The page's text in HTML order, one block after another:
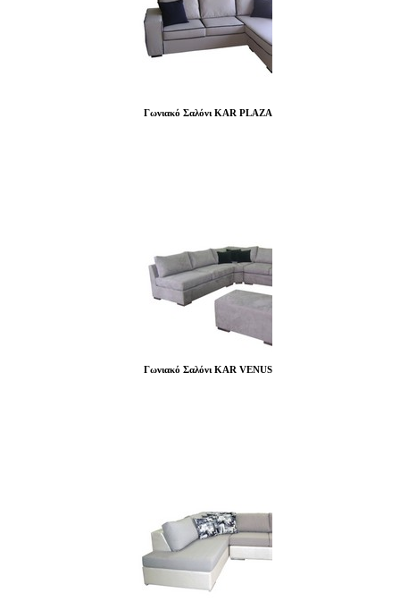
Γωνιακό Σαλόνι KAR PLAZA
Γωνιακό Σαλόνι KAR VENUS